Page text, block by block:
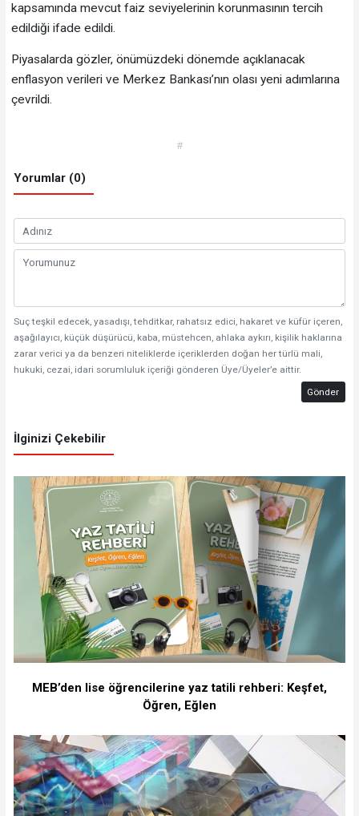
kapsamında mevcut faiz seviyelerinin korunmasının tercih
edildiği ifade edildi.
Piyasalarda gözler, önümüzdeki dönemde açıklanacak
enflasyon verileri ve Merkez Bankası’nın olası yeni adımlarına
çevrildi.
#
Yorumlar (0)
Suç teşkil edecek, yasadışı, tehditkar, rahatsız edici, hakaret ve küfür içeren,
aşağılayıcı, küçük düşürücü, kaba, müstehcen, ahlaka aykırı, kişilik haklarına
zarar verici ya da benzeri niteliklerde içeriklerden doğan her türlü mali,
hukuki, cezai, idari sorumluluk içeriği gönderen Üye/Üyeler’e aittir.
Gönder
İlginizi Çekebilir
MEB’den lise öğrencilerine yaz tatili rehberi: Keşfet,
Öğren, Eğlen